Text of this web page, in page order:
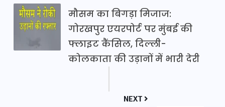
मौसम का बिगड़ा मिजाज:
गोरखपुर एयरपोर्ट पर मुंबई की
फ्लाइट कैंसिल, दिल्ली-
कोलकाता की उड़ानों में भारी देरी
NEXT